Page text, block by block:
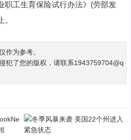
职工生育保险试行办法》(劳部发
。
作为参考。
犯了您的版权，请联系1943759704@q